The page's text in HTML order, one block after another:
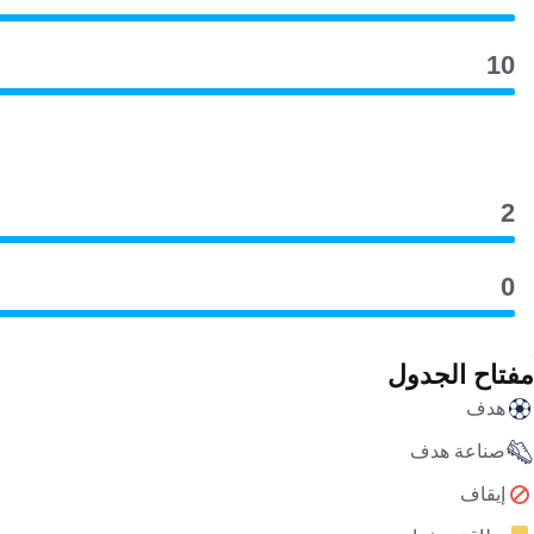
10
2
0
مفتاح الجدول
هدف
صناعة هدف
إيقاف